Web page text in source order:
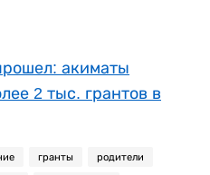
акиматы
2 тыс. грантов в
гранты родители